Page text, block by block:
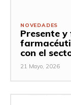
NOVEDADES
Presente
con el
21 Mayo, 2026